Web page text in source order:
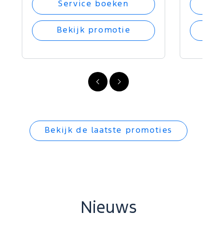
Volgende
Vorige
Service boeken
Bekijk promotie
Bekijk de laatste promoties
Nieuws